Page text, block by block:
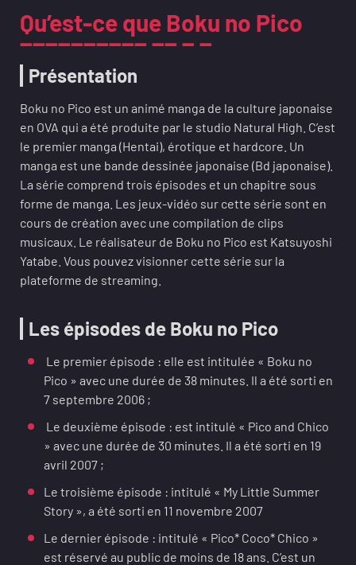
Qu’est-ce que Boku no Pico
Présentation
Boku no Pico est un animé manga de la culture japonaise
en OVA qui a été produite par le studio Natural High. C’est
le premier manga (Hentai), érotique et hardcore. Un
manga est une bande dessinée japonaise (Bd japonaise).
La série comprend trois épisodes et un chapitre sous
forme de manga. Les jeux-vidéo sur cette série sont en
cours de création avec une compilation de clips
musicaux. Le réalisateur de Boku no Pico est Katsuyoshi
Yatabe. Vous pouvez visionner cette série sur la
plateforme de streaming.
Les épisodes de Boku no Pico
Le premier épisode : elle est intitulée « Boku no
Pico » avec une durée de 38 minutes. Il a été sorti en
7 septembre 2006 ;
Le deuxième épisode : est intitulé « Pico and Chico
» avec une durée de 30 minutes. Il a été sorti en 19
avril 2007 ;
Le troisième épisode : intitulé « My Little Summer
Story », a été sorti en 11 novembre 2007
Le dernier épisode : intitulé « Pico* Coco* Chico »
est réservé au public de moins de 18 ans. C’est un